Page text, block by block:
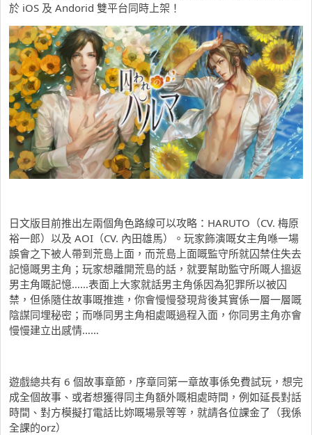
於 iOS 及 Andorid 雙平台同時上架！
日文版目前推出左兩個角色路線可以攻略：HARUTO（CV. 梅原
裕一郎）以及 AOI（CV. 內田雄馬）。玩家飾演嘅女主角喺一場
誤會之下被人帶到荒島上面，而荒島上面嘅監守所就囚禁住失去
記憶嘅男主角；玩家想離開荒島的話，就要幫助監守所嘅人搵返
男主角嘅記憶……表面上大家就話男主角係因為犯罪所以被囚
禁，但係隨住故事嘅推進，你會慢慢發現背後其實係一層一層嘅
陰謀同埋秘密；而喺同男主角相處嘅過程入面，你同男主角亦會
慢慢建立出感情……
遊戲總共有 6 個故事章節，序章同第一章故事係免費試玩，想完
成全個故事、或者想獲得同主角額外嘅相處時間，例如延長對話
時間、對方模擬打電話比妳嘅場景等等，就請各位課金了（我係
全課的orz）